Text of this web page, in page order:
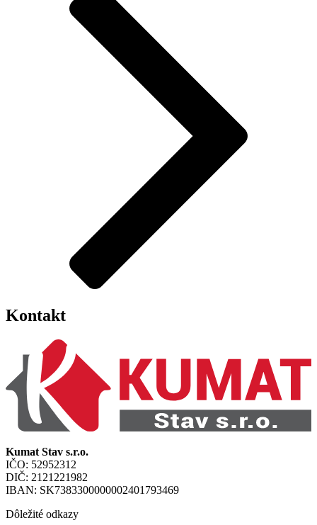
Kontakt
Kumat Stav s.r.o.
IČO: 52952312
DIČ: 2121221982
IBAN: SK7383300000002401793469
Dôležité odkazy